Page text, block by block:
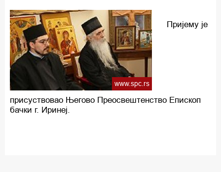
www.spc.rs
Пријему је
присуствовао Његово Преосвештенство Епископ
бачки г. Иринеј.